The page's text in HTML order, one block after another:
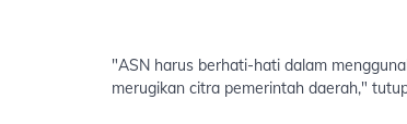
"ASN harus berhati-hati dalam
merugikan citra pemerintah daerah,"